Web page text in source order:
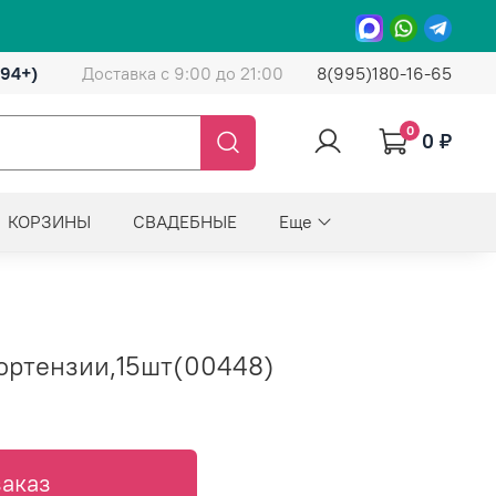
Доставка с 9:00 до 21:00 8(995)180-16-65
0 0 ₽
КОРЗИНЫ СВАДЕБНЫЕ Еще